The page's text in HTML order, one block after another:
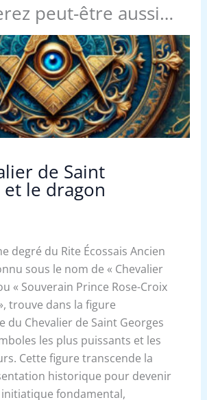
peut-être aussi…
de Saint
et le dragon
degré du Rite Écossais Ancien
sous le nom de « Chevalier
« Souverain Prince Rose-Croix
trouve dans la figure
du Chevalier de Saint Georges
les plus puissants et les
Cette figure transcende la
historique pour devenir
fondamental,